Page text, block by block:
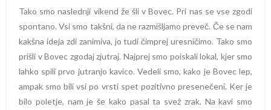
Tako smo naslednji vikend že šli v Bovec. Pri nas se vse zgodi
spontano. Vsi smo takšni, da ne razmišljamo preveč. Če se nam
kakšna ideja zdi zanimiva, jo tudi čimprej uresničimo. Tako smo
prišli v Bovec zgodaj zjutraj. Najprej smo poiskali lokal, kjer smo
lahko spili prvo jutranjo kavico. Vedeli smo, kako je Bovec lep,
ampak smo bili vsi po vrsti spet pozitivno presenečeni. Ker je
bilo poletje, nam je še kako pasal ta svež zrak. Na kavi smo